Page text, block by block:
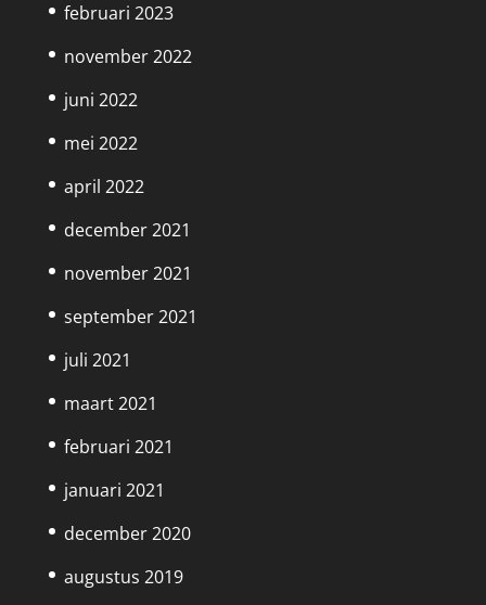
februari 2023
november 2022
juni 2022
mei 2022
april 2022
december 2021
november 2021
september 2021
juli 2021
maart 2021
februari 2021
januari 2021
december 2020
augustus 2019